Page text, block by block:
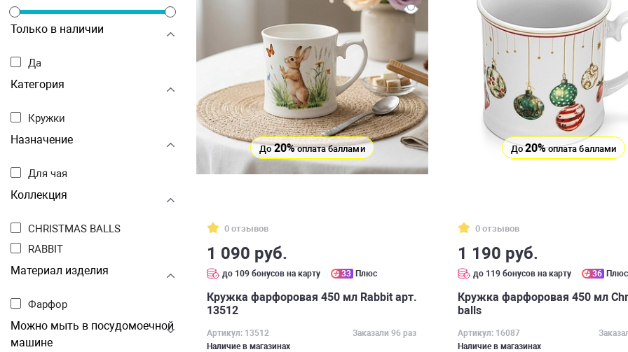
Только в наличии
Да
Категория
Кружки
Назначение
Для чая
Коллекция
CHRISTMAS BALLS
RABBIT
Материал изделия
Фарфор
Можно мыть в посудомоечной
машине
До20%оплата баллами
0 отзывов
1 090 руб.
до 109 бонусов на карту 33 Плюс
Кружка фарфоровая 450 мл Rabbit арт.
13512
Артикул: 13512
Заказали 96 раз
Наличие в магазинах
До20%оплата баллами
0 отзывов
1 190 руб.
до 119 бонусов на карту 36 Плюс
Кружка фарфоровая 450 мл
balls
Артикул: 16087
Наличие в магазинах